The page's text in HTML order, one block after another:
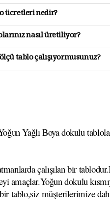
ücretleri nedir?
nasıl üretiliyor?
tablo çalışıyormusunuz?
Yağlı Boya dokulu
çalışılan bir
amaçlar.Yoğun dokulu
tablo,siz müşterilerimize